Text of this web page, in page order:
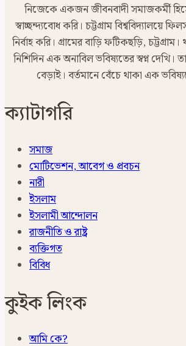
নিজেকে একজন জীবনবাদী সমাজকর্মী
স্বাচ্ছন্দ্যবোধ করি। চট্টগ্রাম বিশ্ববিদ্যালয়ে
নির্বাহ করি। গ্রামের বাড়ি ফটিকছড়ি,
নিশিদিন এক অনাবিল ভবিষ্যতের স্বপ্ন দেখি।
বেড়াই। বর্তমানে বেঁচে থাকা এক
ক্যাটাগরি
সমাজ
মোটিভেশন, আবেগ ও প্রবচন
নারী
ইসলাম
ইসলামী আন্দোলন
রাজনীতি ও রাষ্ট্র
ব্যক্তিগত
বিবিধ
কুইক লিংক
আমি কে?